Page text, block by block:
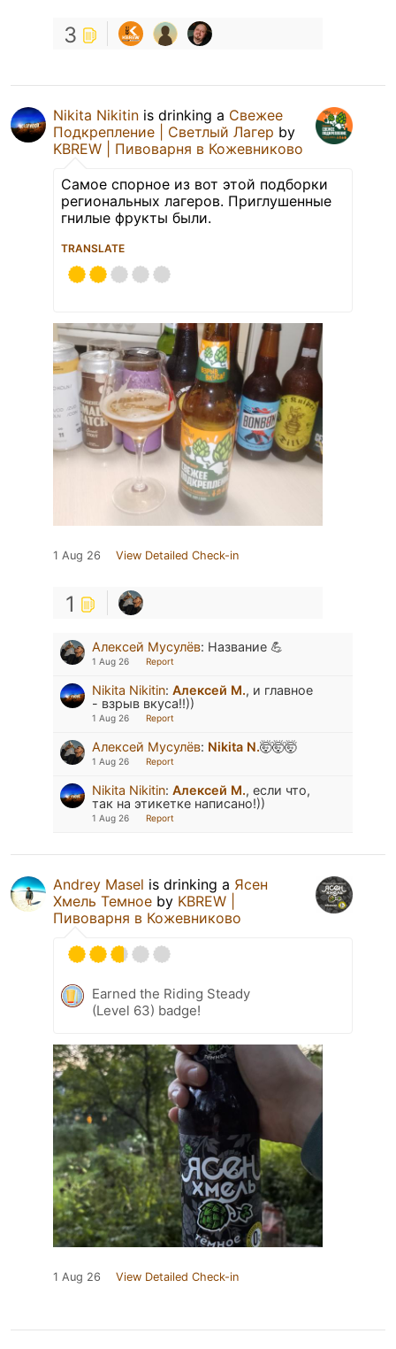
3
Nikita Nikitin is drinking a Свежее
Подкрепление | Светлый Лагер by
KBREW | Пивоварня в Кожевниково
Самое спорное из вот этой подборки
региональных лагеров. Приглушенные
гнилые фрукты были.
TRANSLATE
1 Aug 26 View Detailed Check-in
1
Алексей Мусулёв: Название 💪
1 Aug 26 Report
Nikita Nikitin: Алексей М., и главное
- взрыв вкуса!!))
1 Aug 26 Report
Алексей Мусулёв: Nikita N.🤯🤯🤯
1 Aug 26 Report
Nikita Nikitin: Алексей М., если что,
так на этикетке написано!))
1 Aug 26 Report
Andrey Masel is drinking a Ясен
Хмель Темное by KBREW |
Пивоварня в Кожевниково
Earned the Riding Steady
(Level 63) badge!
1 Aug 26 View Detailed Check-in